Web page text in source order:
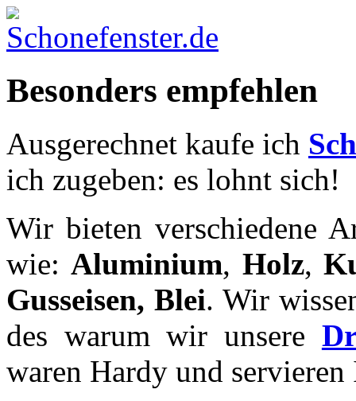
Besonders empfehlen
Ausgerechnet kaufe ich
ich zugeben: es lohnt sich!
Wir bieten verschiedene
wie:Aluminium, Holz,
Gusseisen, Blei. Wir
des warum wir unsere
waren Hardy und